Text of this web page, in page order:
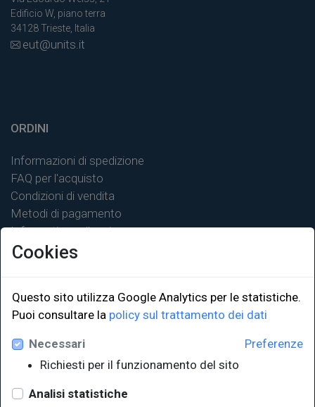
Edificio W, piano terra
34128 Trieste, Italia
eut@units.it
ORDINI
Informazioni di spedizione
FAQ per l'acquisto
Condizioni di vendita
Metodi di pagamento
Informativa sulla privacy
LINK ISTITUZIONALI
Università degli Studi di Trieste
Sistema Bibliotecario di Ateneo
EUT in cifre
Cookies
Questo sito utilizza Google Analytics per le statistiche.
Puoi consultare la policy sul trattamento dei dati
Preferenze
Necessari
Richiesti per il funzionamento del sito
Analisi statistiche